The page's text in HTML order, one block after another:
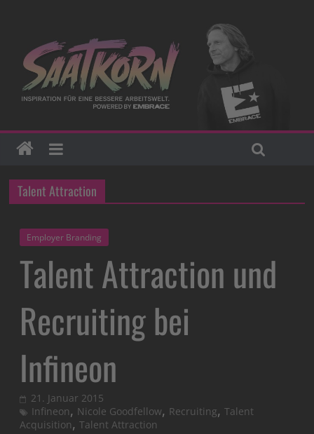
Talent Attraction
Employer Branding
Talent Attraction und
Recruiting bei
Infineon
21. Januar 2015
Infineon, Nicole Goodfellow, Recruiting,Talent
Acquisition,Talent Attraction